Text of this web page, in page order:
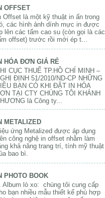
OFFSET
Offset là một kỹ thuật in ấn trong
các hình ảnh dính mực in được
lên các tấm cao su (còn gọi là các
offset) trước rồi mới ép t...
HÓA ĐƠN GIÁ RẺ
CỤC THUẾ TP.HỒ CHÍ MINH –
ĐỊNH 51/2010/ND-CP NHỮNG
BẠN CÓ KHI ĐẶT IN HÓA
TẠI CTY CHÚNG TÔI KHÁNH
là Công ty...
METALIZED
ứng Metalized được áp dụng
công nghệ in offset nhằm làm
khả năng trang trí, tính mỹ thuật
bao bì.
PHOTO BOOK
Album lò xo: chúng tôi cung cấp
bạn nhiều mẫu thiết kế phù hợp